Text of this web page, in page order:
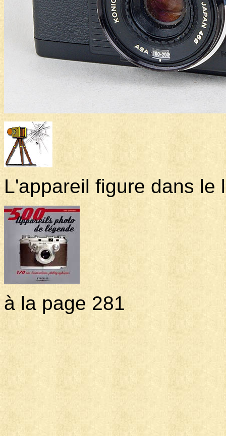
L'appareil figure dans le
à la page 281